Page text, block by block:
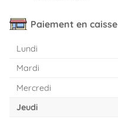
Paiement en caisse
Lundi
Mardi
Mercredi
Jeudi